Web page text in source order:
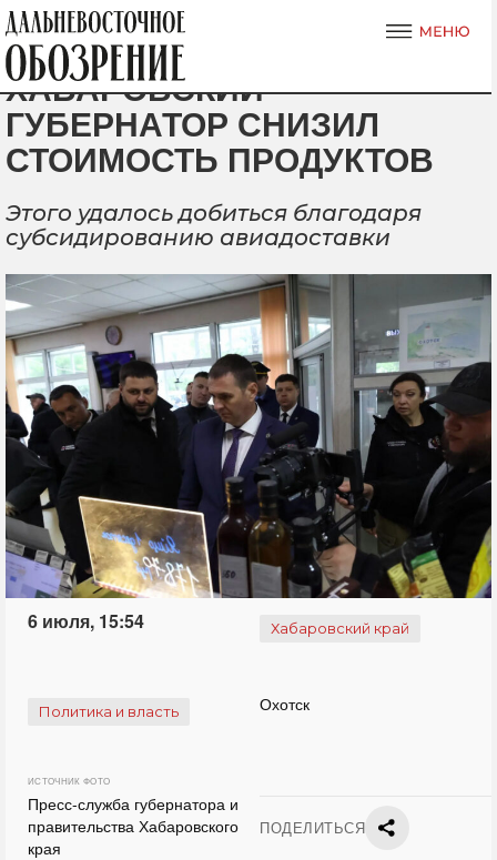
ХАБАРОВСКИЙ
ГУБЕРНАТОР СНИЗИЛ
СТОИМОСТЬ ПРОДУКТОВ
Этого удалось добиться благодаря
субсидированию авиадоставки
6 июля, 15:54 Хабаровский край
Политика и власть Охотск
ИСТОЧНИК ФОТО
Пресс-служба губернатора и
правительства Хабаровского
края
ПОДЕЛИТЬСЯ